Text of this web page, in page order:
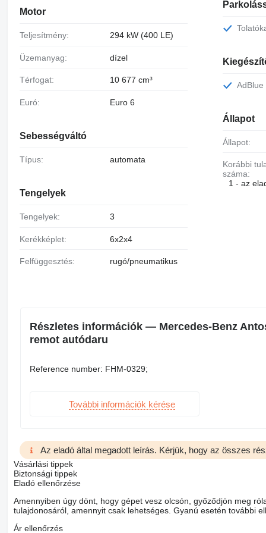
Motor
Teljesítmény: 294 kW (400 LE)
Üzemanyag: dízel
Térfogat: 10 677 cm³
Euró: Euro 6
Sebességváltó
Típus: automata
Tengelyek
Tengelyek: 3
Kerékképlet: 6x2x4
Felfüggesztés: rugó/pneumatikus
Állapot
Állapot:
Korábbi tulajdonosok
száma:
1 - az
Részletes információk — Mercedes-Benz
remot autódaru
Reference number: FHM-0329;
További információk kérése
Az eladó által megadott leírás. Kérjük, hogy az összes
Vásárlási tippek
Biztonsági tippek
Eladó ellenőrzése
Amennyiben úgy dönt, hogy gépet vesz olcsón, győződjön meg
tulajdonosáról, amennyit csak lehetséges. Gyanú esetén további
Ár ellenőrzés